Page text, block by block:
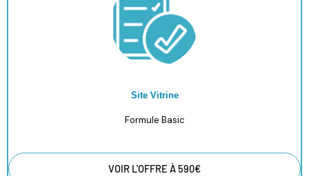
Site Vitrine
Formule Basic
VOIR L'OFFRE À 590€